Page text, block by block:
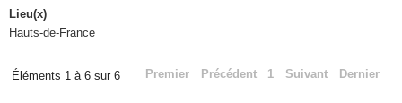
Lieu(x)
Hauts-de-France
Éléments 1 à 6 sur 6 Premier Précédent 1 Suivant Dernier